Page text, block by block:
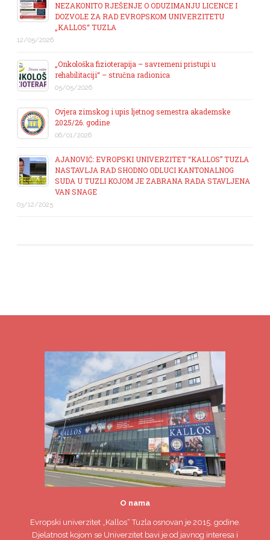
NEZAKONITO RJEŠENJE O ODUZIMANJU LICENCE I
DOZVOLE ZA RAD EVROPSKOM UNIVERZITETU
„KALLOS“ TUZLA
12/05/2026
„Onkološka fizioterapija – savremeni pristupi u
rehabilitaciji“ – stručna radionica
05/05/2026
Ovjera zimskog i upis ljetnog semestra akademske
2025/26. godine
06/01/2026
AJANOVIĆ: EVROPSKI UNIVERZITET “KALLOS” TUZLA
NASTAVLJA RAD SHODNO ODLUCI KANTONALNOG
SUDA U TUZLI KOJOM JE ZABRANA RADA STAVLJENA
VAN SNAGE
03/12/2025
O nama
Evropski univerzitet„Kallos“ Tuzla osnovan je 2015. godine.
Djelatnost kojom se Univerzitet bavi je od javnog interesa i